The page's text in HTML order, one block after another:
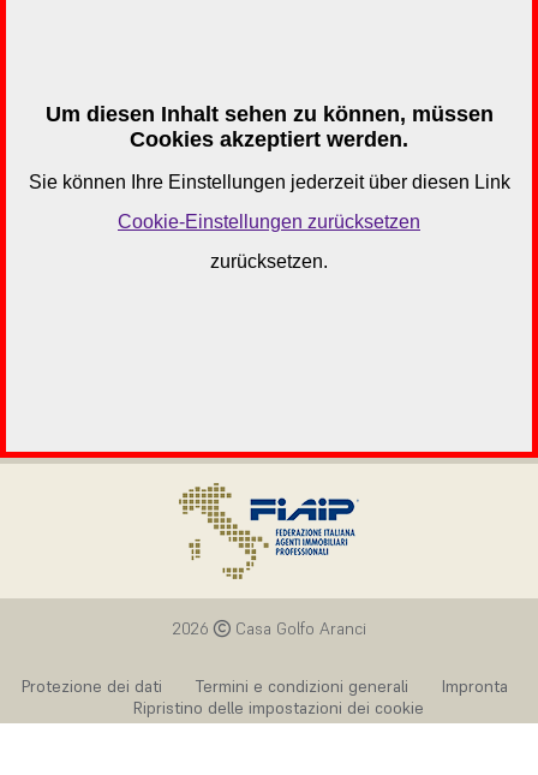
2026 Casa Golfo Aranci
Protezione dei dati Termini e condizioni generali
Impronta
Ripristino delle impostazioni dei cookie